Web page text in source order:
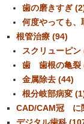
歯の磨きすぎ
何度やっても、
根管治療 (94)
スクリューピン
歯 歯根の亀裂
金属除去 (44)
根分岐部病変
CAD/CAM冠 に
デジタル歯科